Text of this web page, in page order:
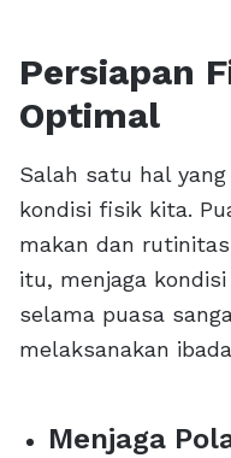
Persiapan
Optimal
Salah satu hal
kondisi fisik kita.
makan dan
itu, menjaga
selama puasa
melaksanakan
Menjaga